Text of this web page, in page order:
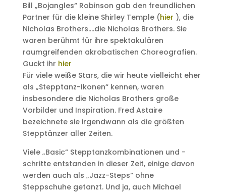
Bill „Bojangles“ Robinson gab den freundlichen
Partner für die kleine Shirley Temple (hier ), die
Nicholas Brothers….die Nicholas Brothers. Sie
waren berühmt für ihre spektakulären
raumgreifenden akrobatischen Choreografien.
Guckt ihr hier
Für viele weiße Stars, die wir heute vielleicht eher
als „Stepptanz-Ikonen“ kennen, waren
insbesondere die Nicholas Brothers große
Vorbilder und Inspiration. Fred Astaire
bezeichnete sie irgendwann als die größten
Stepptänzer aller Zeiten.
Viele „Basic“ Stepptanzkombinationen und -
schritte entstanden in dieser Zeit, einige davon
werden auch als „Jazz-Steps“ ohne
Steppschuhe getanzt. Und ja, auch Michael